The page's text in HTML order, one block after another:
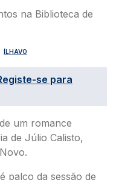
ÍLHAVO
se para
um romance
de Júlio Calisto,
palco da sessão de